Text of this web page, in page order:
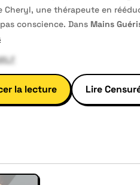
Cheryl, une thérapeute en
conscience. Dans Mains
la lecture Lire